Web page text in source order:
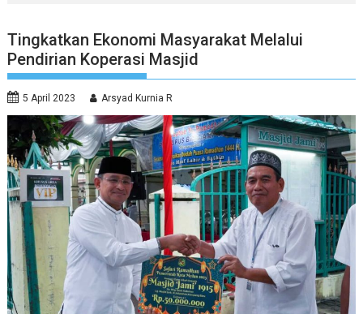
Tingkatkan Ekonomi Masyarakat Melalui
Pendirian Koperasi Masjid
5 April 2023 Arsyad Kurnia R